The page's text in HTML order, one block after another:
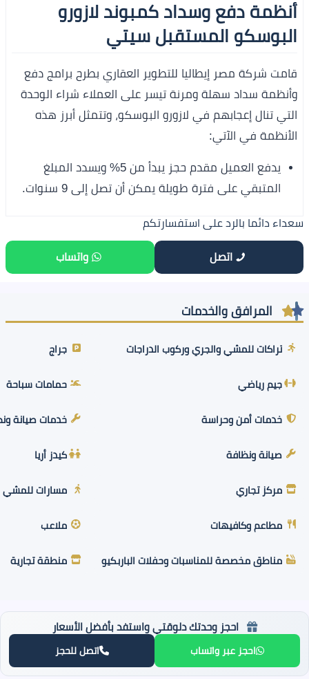
أنظمة دفع وسداد كمبوند لازورو
البوسكو المستقبل سيتي
قامت شركة مصر إيطاليا للتطوير العقاري بطرح برامج دفع
وأنظمة سداد سهلة ومرنة تيسر على العملاء شراء الوحدة
التي تنال إعجابهم في لازورو البوسكو، وتتمثل أبرز هذه
الأنظمة في الآتي:
يدفع العميل مقدم حجز يبدأ من 5% ويسدد المبلغ
المتبقي على فترة طويلة يمكن أن تصل إلى 9 سنوات.
سعداء دائما بالرد على استفسارتكم
اتصل واتساب
المرافق والخدمات
تراكات للمشي والجري وركوب الدراجات جراج
جيم رياضي حمامات سباحة
خدمات أمن وحراسة خدمات صيانة
صيانة ونظافة كيدز أريا
مركز تجاري مسارات للمشي
مطاعم وكافيهات ملاعب
مناطق مخصصة للمناسبات وحفلات الباربكيو منطقة تجارية
احجز وحدتك دلوقتي واستفد بأفضل الأسعار
احجز عبر واتساب اتصل للحجز